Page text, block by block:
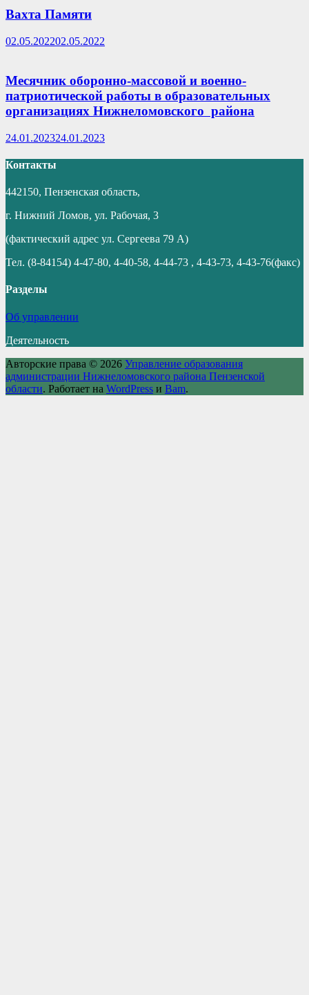
Вахта Памяти
02.05.202202.05.2022
Месячник оборонно-массовой и военно-
патриотической работы в образовательных
организациях Нижнеломовского района
24.01.202324.01.2023
Контакты
442150, Пензенская область,
г. Нижний Ломов, ул. Рабочая, 3
(фактический адрес ул. Сергеева 79 А)
Тел. (8-84154) 4-47-80, 4-40-58, 4-44-73 , 4-43-73, 4-43-76(факс)
Разделы
Об управлении
Деятельность
Авторские права © 2026 Управление образования
администрации Нижнеломовского района Пензенской
области. Работает на WordPress и Bam.